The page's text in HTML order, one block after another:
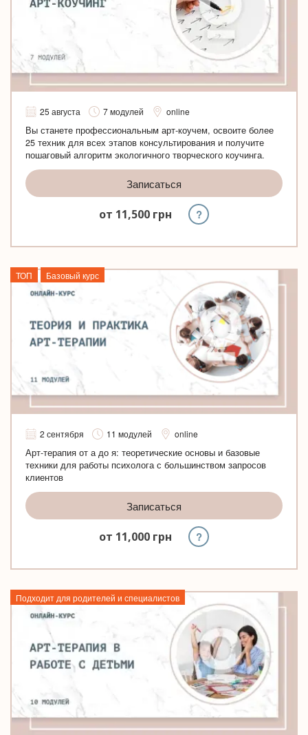
25 августа 7 модулей online
Вы станете профессиональным арт-коучем, освоите более
25 техник для всех этапов консультирования и получите
пошаговый алгоритм экологичного творческого коучинга.
Записаться
от 11,500 грн ?
ТОП Базовый курс
2 сентября 11 модулей online
Арт-терапия от а до я: теоретические основы и базовые
техники для работы психолога с большинством запросов
клиентов
Записаться
от 11,000 грн ?
Подходит для родителей и специалистов